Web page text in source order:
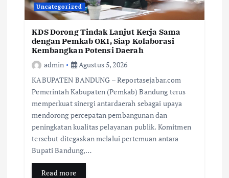
Uncategorized
KDS Dorong Tindak Lanjut Kerja Sama
dengan Pemkab OKI, Siap Kolaborasi
Kembangkan Potensi Daerah
admin
Agustus 5, 2026
KABUPATEN BANDUNG – Reportasejabar.com
Pemerintah Kabupaten (Pemkab) Bandung terus
memperkuat sinergi antardaerah sebagai upaya
mendorong percepatan pembangunan dan
peningkatan kualitas pelayanan publik. Komitmen
tersebut ditegaskan melalui pertemuan antara
Bupati Bandung,…
Read more